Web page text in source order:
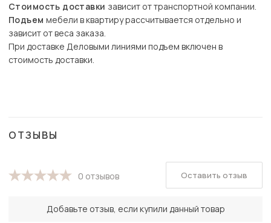
Стоимость доставки зависит от транспортной компании.
Подъем мебели в квартиру рассчитывается отдельно и
зависит от веса заказа.
При доставке Деловыми линиями подъем включен в
стоимость доставки.
ОТЗЫВЫ
0 отзывов
Добавьте отзыв, если купили данный товар
Оставить отзыв